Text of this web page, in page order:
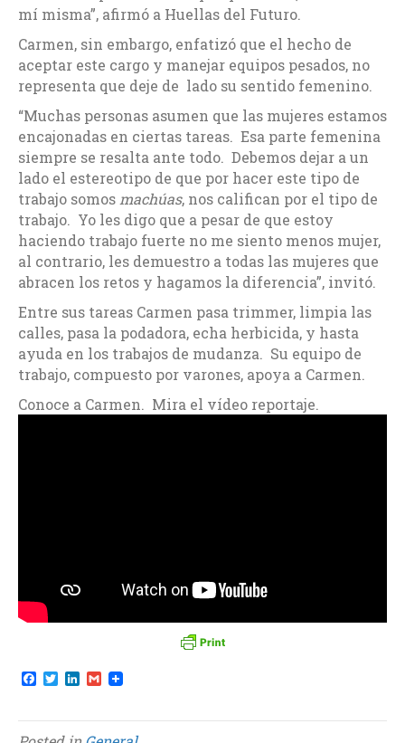
mí misma”, afirmó a Huellas del Futuro.
Carmen, sin embargo, enfatizó que el hecho de
aceptar este cargo y manejar equipos pesados, no
representa que deje de lado su sentido femenino.
“Muchas personas asumen que las mujeres estamos
encajonadas en ciertas tareas. Esa parte femenina
siempre se resalta ante todo. Debemos dejar a un
lado el estereotipo de que por hacer este tipo de
trabajo somos machúas, nos califican por el tipo de
trabajo. Yo les digo que a pesar de que estoy
haciendo trabajo fuerte no me siento menos mujer,
al contrario, les demuestro a todas las mujeres que
abracen los retos y hagamos la diferencia”, invitó.
Entre sus tareas Carmen pasa trimmer, limpia las
calles, pasa la podadora, echa herbicida, y hasta
ayuda en los trabajos de mudanza. Su equipo de
trabajo, compuesto por varones, apoya a Carmen.
Conoce a Carmen. Mira el vídeo reportaje.
F
e
b
T
t
t
L
k
e
G
i
l